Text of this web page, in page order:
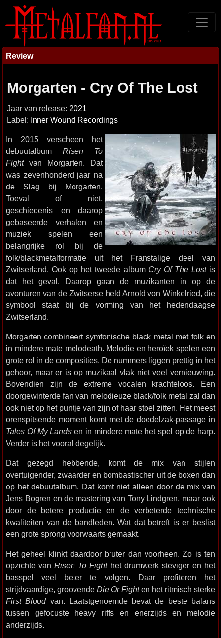
Review
Morgarten - Cry Of The Lost
Jaar van release: 2021
Label: Inner Wound Recordings
In 2015 verscheen het
debuutalbum Risen To
Fightvan Morgarten. Dat
was zevenhonderd jaar na
de Slag bij Morgarten.
Toeval of niet,
geschiedenis en daarop
gebaseerde verhalen en
muziek spelen een
belangrijke rol bij de
folk/blackmetalformatie uit het Franstalige deel van
Zwitserland. Ook op het tweede album Cry Of The Lostis
dat het geval. Daarop gaan de muzikanten in op de
avonturen van de Zwitserse held Arnold von Winkelried, die
symbool staat bij de vorming van het hedendaagse
Zwitserland.
Morgarten combineert symfonische black metal met folk en
in mindere mate melodeath. Melodie en heroïek spelen een
grote rol in de composities. De nummers liggen prettig in het
gehoor, maar er is op muzikaal vlak niet veel vernieuwing.
Bovendien zijn de extreme vocalen krachteloos. Een
doorgewinterde fan van melodieuze black/folk metal zal dan
ook niet op het puntje van zijn of haar stoel zitten. Het meest
orenspitsende moment komt met de doedelzak-passage in
Tales Of My Lands en in mindere mate het spel op de harp.
Verder is het vooral degelijk.
Dat gezegd hebbende, komt de mix van stijlen
overtuigender, zwaarder en bombastischer uit de boxen dan
op het debuutalbum. Dat komt niet alleen door de mix van
Jens Bogren en de mastering van Tony Lindgren, maar ook
door de betere productie en de verbeterde technische
kwaliteiten van de bandleden. Wat dat betreft is er beslist
een grote sprong voorwaarts gemaakt.
Het geheel klinkt daardoor bruter dan voorheen. Zo is ten
opzichte vanRisen To Fighthet drumwerk steviger en het
basspel veel beter te volgen. Daar profiteren het
strijdvaardige, groovende Die Or Fighten het ritmisch sterke
First Bloodvan. Laatstgenoemde bevat de beste balans
tussen gefocuste heavy riffs en enerzijds en melodie
anderzijds.